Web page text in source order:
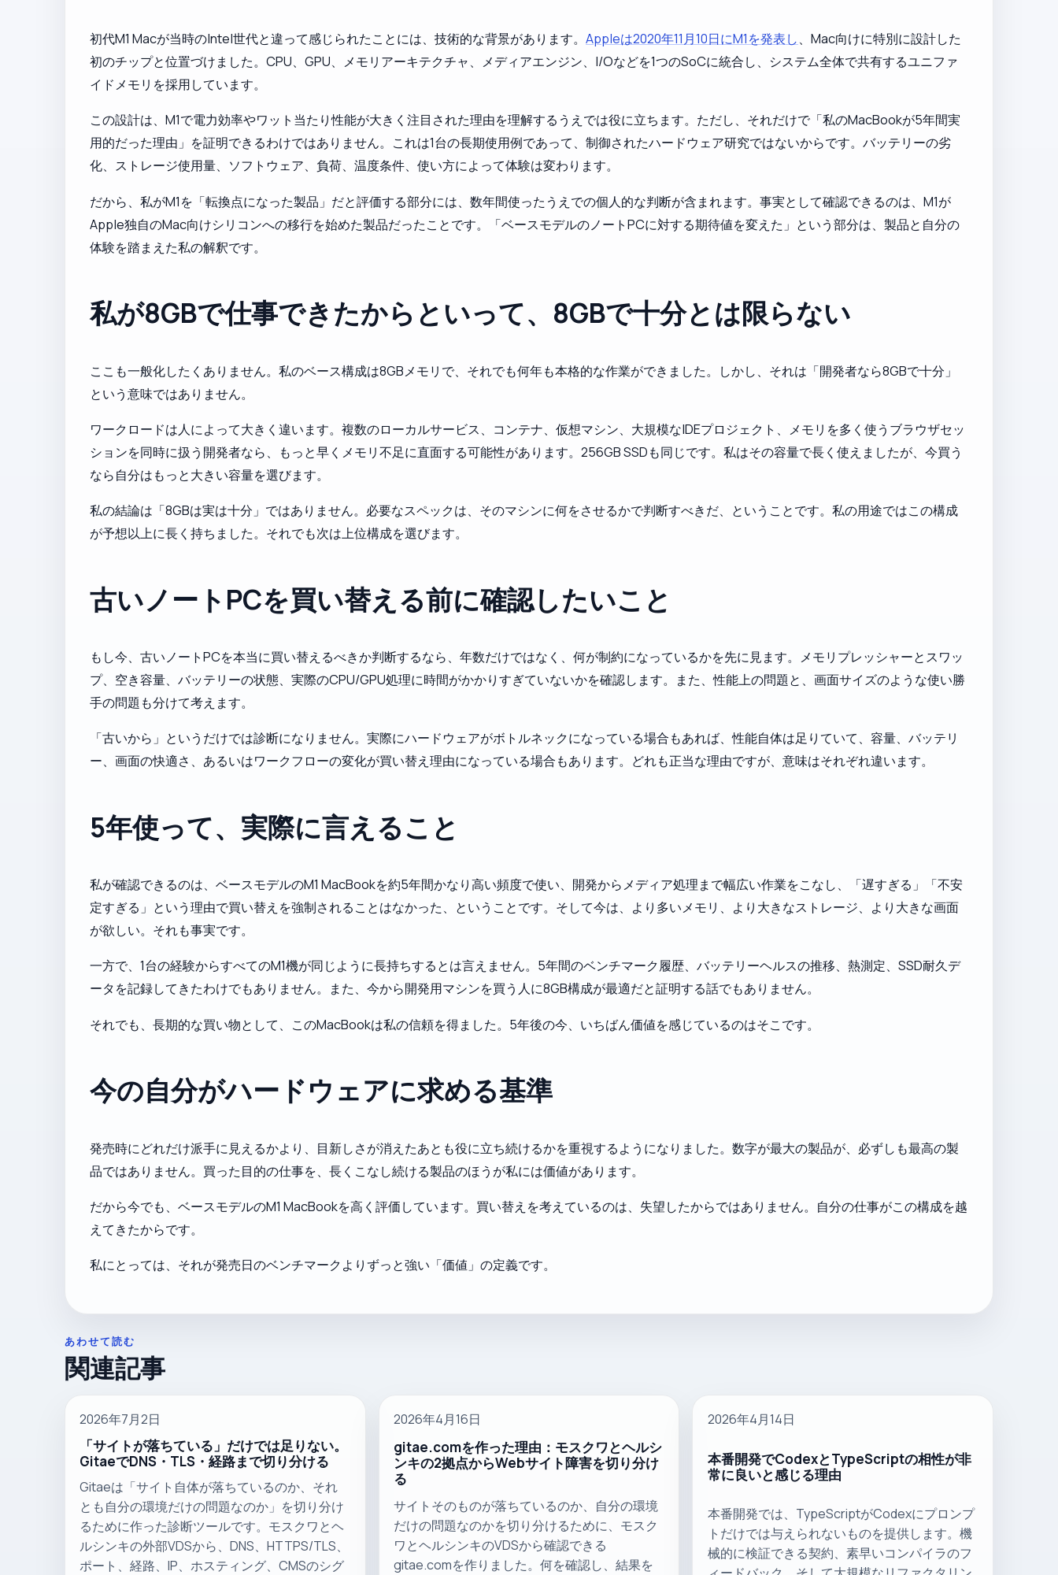
初代M1 Macが当時のIntel世代と違って感じられたことには、技術的な背景があります。Appleは2020年11月10日にM1を発表し、Mac向けに特別に設計した
初のチップと位置づけました。CPU、GPU、メモリアーキテクチャ、メディアエンジン、I/Oなどを1つのSoCに統合し、システム全体で共有するユニファ
イドメモリを採用しています。
この設計は、M1で電力効率やワット当たり性能が大きく注目された理由を理解するうえでは役に立ちます。ただし、それだけで「私のMacBookが5年間実
用的だった理由」を証明できるわけではありません。これは1台の長期使用例であって、制御されたハードウェア研究ではないからです。バッテリーの劣
化、ストレージ使用量、ソフトウェア、負荷、温度条件、使い方によって体験は変わります。
だから、私がM1を「転換点になった製品」だと評価する部分には、数年間使ったうえでの個人的な判断が含まれます。事実として確認できるのは、M1が
Apple独自のMac向けシリコンへの移行を始めた製品だったことです。「ベースモデルのノートPCに対する期待値を変えた」という部分は、製品と自分の
体験を踏まえた私の解釈です。
私が8GBで仕事できたからといって、8GBで十分とは限らない
ここも一般化したくありません。私のベース構成は8GBメモリで、それでも何年も本格的な作業ができました。しかし、それは「開発者なら8GBで十分」
という意味ではありません。
ワークロードは人によって大きく違います。複数のローカルサービス、コンテナ、仮想マシン、大規模なIDEプロジェクト、メモリを多く使うブラウザセッ
ションを同時に扱う開発者なら、もっと早くメモリ不足に直面する可能性があります。256GB SSDも同じです。私はその容量で長く使えましたが、今買う
なら自分はもっと大きい容量を選びます。
私の結論は「8GBは実は十分」ではありません。必要なスペックは、そのマシンに何をさせるかで判断すべきだ、ということです。私の用途ではこの構成
が予想以上に長く持ちました。それでも次は上位構成を選びます。
古いノートPCを買い替える前に確認したいこと
もし今、古いノートPCを本当に買い替えるべきか判断するなら、年数だけではなく、何が制約になっているかを先に見ます。メモリプレッシャーとスワッ
プ、空き容量、バッテリーの状態、実際のCPU/GPU処理に時間がかかりすぎていないかを確認します。また、性能上の問題と、画面サイズのような使い勝
手の問題も分けて考えます。
「古いから」というだけでは診断になりません。実際にハードウェアがボトルネックになっている場合もあれば、性能自体は足りていて、容量、バッテリ
ー、画面の快適さ、あるいはワークフローの変化が買い替え理由になっている場合もあります。どれも正当な理由ですが、意味はそれぞれ違います。
5年使って、実際に言えること
私が確認できるのは、ベースモデルのM1 MacBookを約5年間かなり高い頻度で使い、開発からメディア処理まで幅広い作業をこなし、「遅すぎる」「不安
定すぎる」という理由で買い替えを強制されることはなかった、ということです。そして今は、より多いメモリ、より大きなストレージ、より大きな画面
が欲しい。それも事実です。
一方で、1台の経験からすべてのM1機が同じように長持ちするとは言えません。5年間のベンチマーク履歴、バッテリーヘルスの推移、熱測定、SSD耐久デ
ータを記録してきたわけでもありません。また、今から開発用マシンを買う人に8GB構成が最適だと証明する話でもありません。
それでも、長期的な買い物として、このMacBookは私の信頼を得ました。5年後の今、いちばん価値を感じているのはそこです。
今の自分がハードウェアに求める基準
発売時にどれだけ派手に見えるかより、目新しさが消えたあとも役に立ち続けるかを重視するようになりました。数字が最大の製品が、必ずしも最高の製
品ではありません。買った目的の仕事を、長くこなし続ける製品のほうが私には価値があります。
だから今でも、ベースモデルのM1 MacBookを高く評価しています。買い替えを考えているのは、失望したからではありません。自分の仕事がこの構成を越
えてきたからです。
私にとっては、それが発売日のベンチマークよりずっと強い「価値」の定義です。
あわせて読む
関連記事
2026年7月2日
「サイトが落ちている」だけでは足りない。
GitaeでDNS・TLS・経路まで切り分ける
Gitaeは「サイト自体が落ちているのか、それ
とも自分の環境だけの問題なのか」を切り分け
るために作った診断ツールです。モスクワとヘ
ルシンキの外部VDSから、DNS、HTTPS/TLS、
ポート、経路、IP、ホスティング、CMSのシグ
2026年4月16日
gitae.comを作った理由：モスクワとヘルシ
ンキの2拠点からWebサイト障害を切り分け
る
サイトそのものが落ちているのか、自分の環境
だけの問題なのかを切り分けるために、モスク
ワとヘルシンキのVDSから確認できる
gitae.comを作りました。何を確認し、結果を
2026年4月14日
本番開発でCodexとTypeScriptの相性が非
常に良いと感じる理由
本番開発では、TypeScriptがCodexにプロンプ
トだけでは与えられないものを提供します。機
械的に検証できる契約、素早いコンパイラのフ